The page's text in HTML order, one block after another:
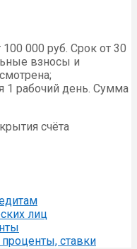
000 руб. Срок от 30
взносы и
1 рабочий день. Сумма
счёта
лиц
ставки